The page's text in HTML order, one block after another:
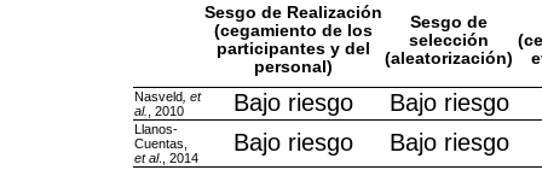
Sesgo de Realización
(cegamiento de los
participantes y del
personal)
Sesgo de
selección
(aleatorización)
Nasveld , et
al.
, 2010 Bajo riesgo Bajo riesgo
Llanos-
Cuentas,
et al., 2014
Bajo riesgo Bajo riesgo